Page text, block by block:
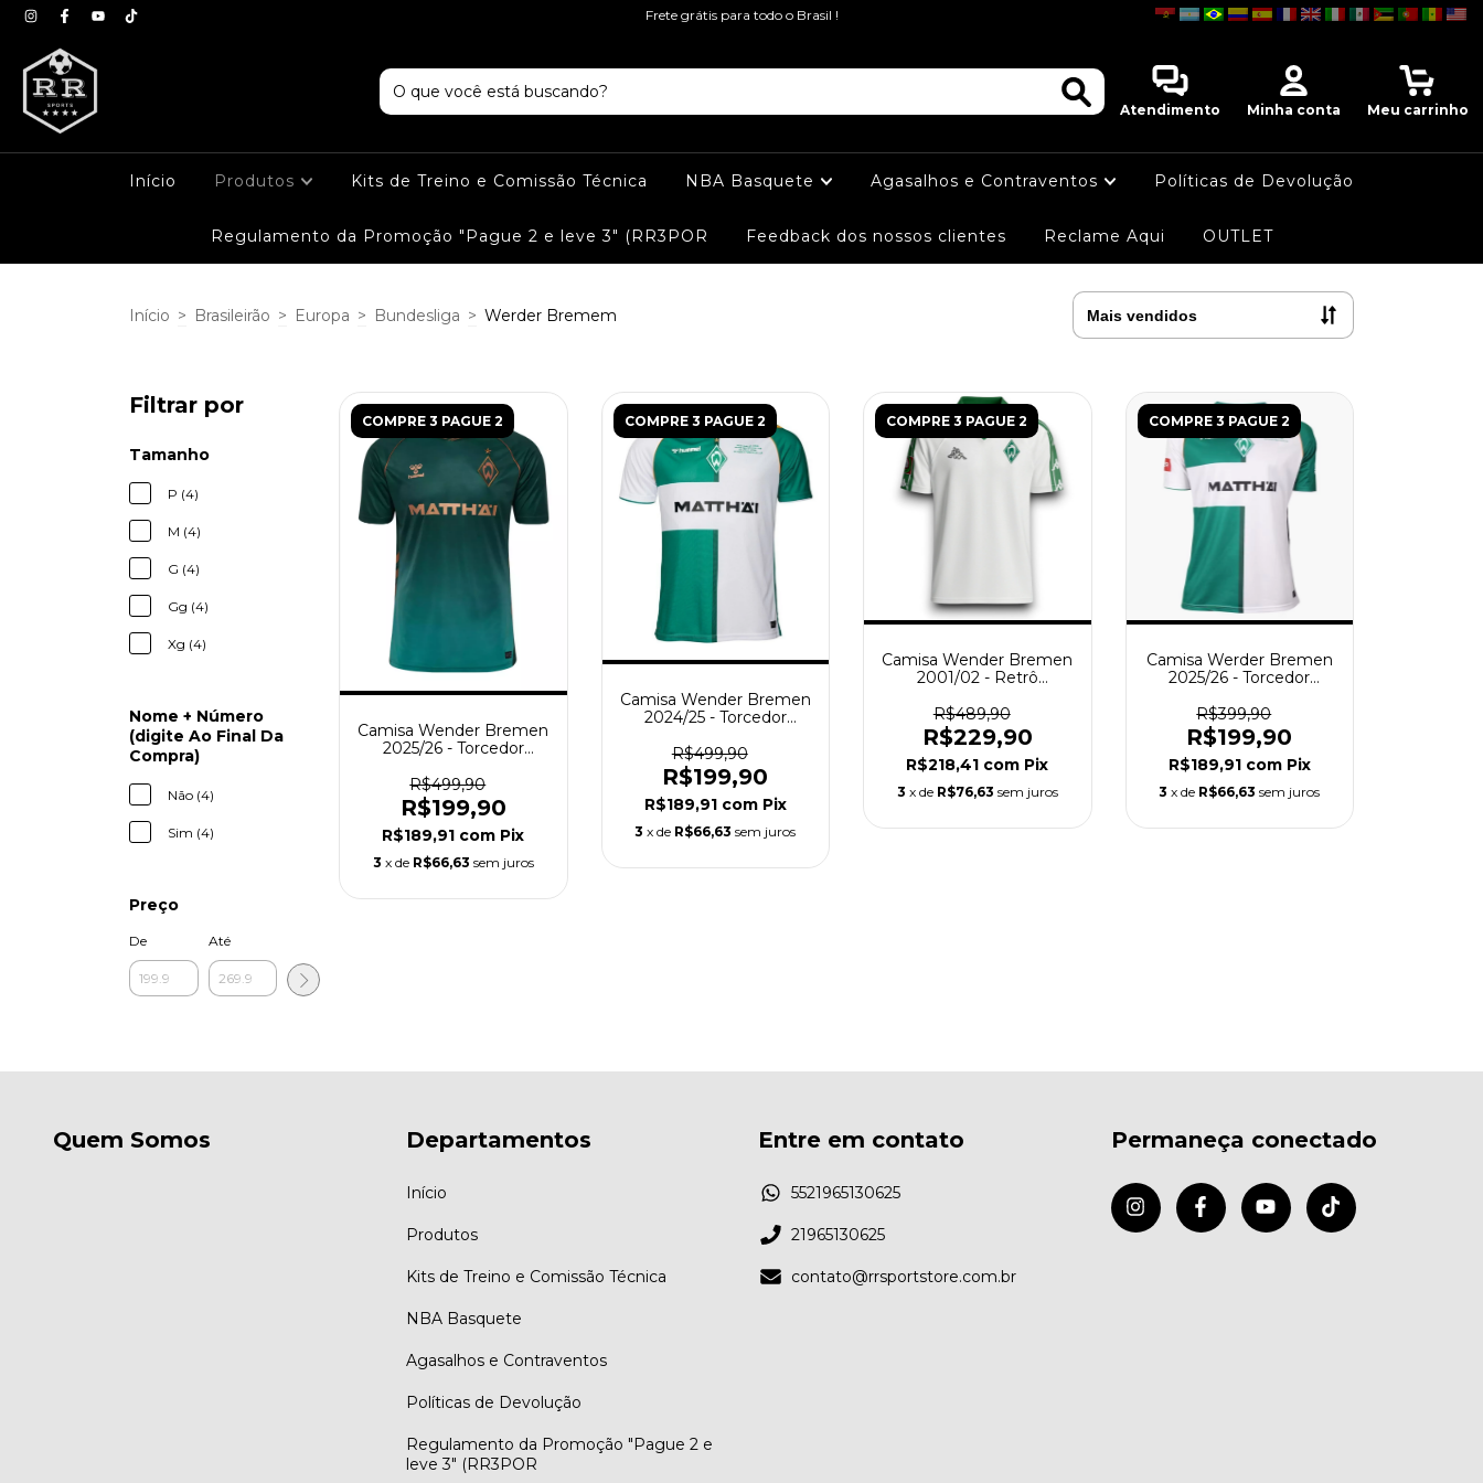
Frete grátis para todo o Brasil !
Atendimento Minha conta Meu carrinho
Início Produtos Kits de Treino e Comissão Técnica NBA Basquete Agasalhos e Contraventos Políticas de Devolução
Regulamento da Promoção "Pague 2 e leve 3" (RR3POR Feedback dos nossos clientes Reclame Aqui OUTLET
Início > Brasileirão > Europa > Bundesliga > Werder Bremem
Filtrar por
Tamanho
P (4)
M (4)
G (4)
Gg (4)
Xg (4)
Nome + Número
(digite Ao Final Da
Compra)
Não (4)
Sim (4)
Preço
De Até
COMPRE 3 PAGUE 2
Camisa Wender Bremen
2025/26 - Torcedor
R$499,90
R$199,90
R$189,91 com Pix
3 x de R$66,63 sem juros
COMPRE 3 PAGUE 2
Camisa Wender Bremen
2024/25 - Torcedor
Verde
R$499,90
R$199,90
R$189,91 com Pix
3 x de R$66,63 sem juros
COMPRE 3 PAGUE 2
Camisa Wender Bremen
2001/02 - Retrô
R$489,90
R$229,90
R$218,41 com Pix
3 x de R$76,63 sem juros
COMPRE 3 PAGUE 2
Camisa Werder Bremen
2025/26 - Torcedor
Verde
R$399,90
R$199,90
R$189,91 com Pix
3 x de R$66,63 sem juros
Quem Somos Departamentos
Início
Produtos
Kits de Treino e Comissão Técnica
NBA Basquete
Agasalhos e Contraventos
Políticas de Devolução
Regulamento da Promoção "Pague 2 e
leve 3" (RR3POR
Entre em contato
5521965130625
21965130625
contato@rrsportstore.com.br
Permaneça conectado